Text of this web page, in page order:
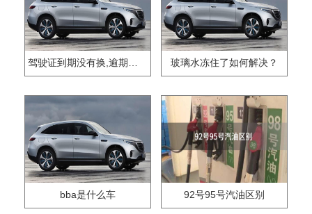
驾驶证到期没有换,逾期怎么办?? 玻璃水冻住了如何解决？
bba是什么车 92号95号汽油区别